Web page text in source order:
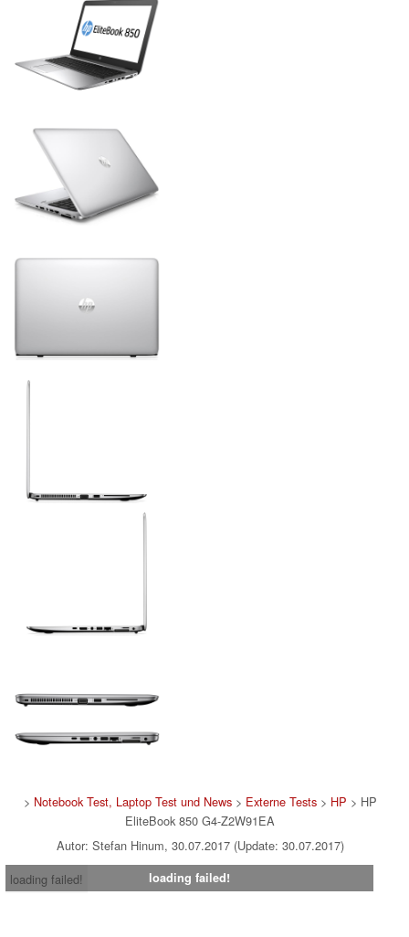
> Notebook Test, Laptop Test und News> Externe Tests> HP > HP
EliteBook 850 G4-Z2W91EA
Autor: Stefan Hinum, 30.07.2017 (Update: 30.07.2017)
loading failed!
loading failed!